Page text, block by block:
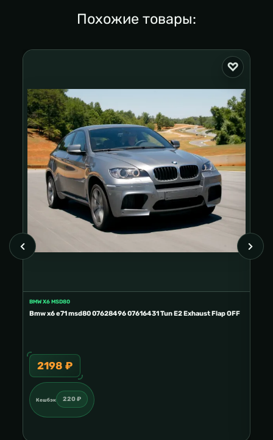
Похожие товары:
BMW X6 MSD80
Bmw x6 e71 msd80 07628496 07616431 Tun E2 Exhaust Flap OFF
2198 ₽
Кешбэк 220 ₽